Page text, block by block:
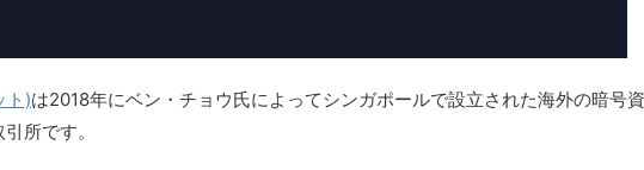
ト)は2018年にベン・チョウ氏によってシンガポールで設立された海外の暗号資
所です。